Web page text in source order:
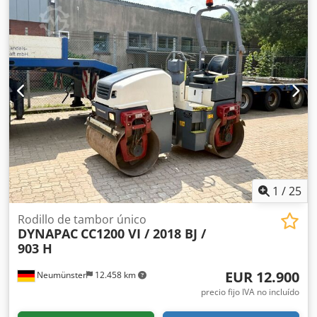
virtual de la máquina mediante una videollamada.
1 /25
Neumünster 12.458 km
Rodillo de tambor único
DYNAPAC CC1200 VI / 2018 BJ /
903 H
EUR 12.900
precio fijo IVA no incluído